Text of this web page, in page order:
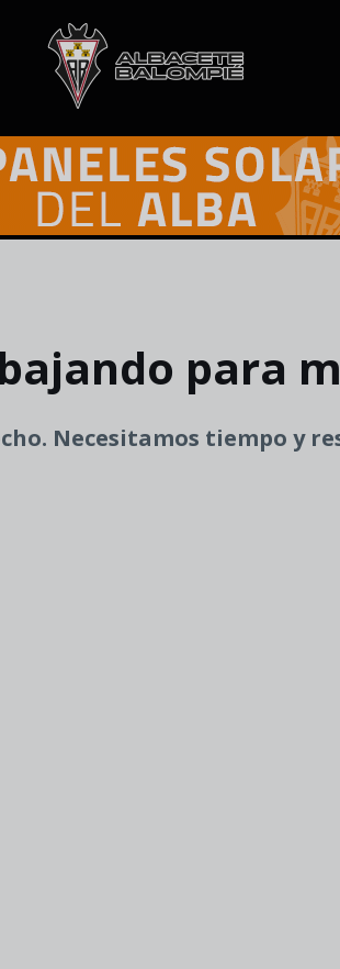
para
Necesitamos tiempo y